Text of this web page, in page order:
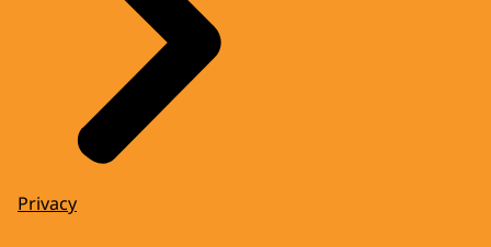
Privacy